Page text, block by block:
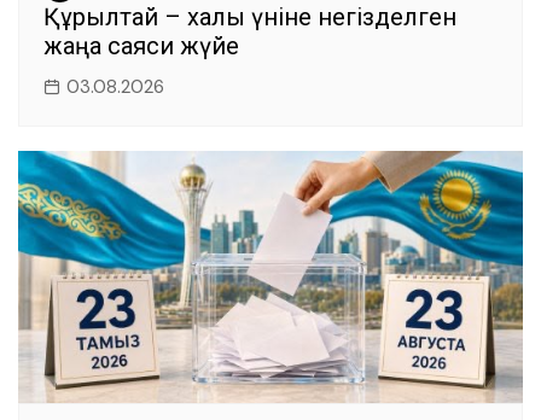
Құрылтай – халық үніне негізделген
жаңа саяси жүйе
03.08.2026